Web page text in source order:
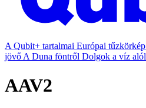
A Qubit+ tartalmai Európai tűzkörkép
jövő A Duna föntről Dolgok a víz alól
AAV2